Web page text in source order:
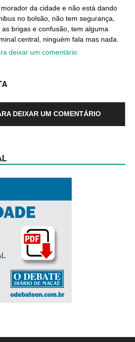
da cidade e não está dando
no bolsão, não tem segurança,
brigas e confusão, tem alguma
central, ninguém fala mas nada.
deixar um comentário
DEIXAR UM COMENTÁRIO